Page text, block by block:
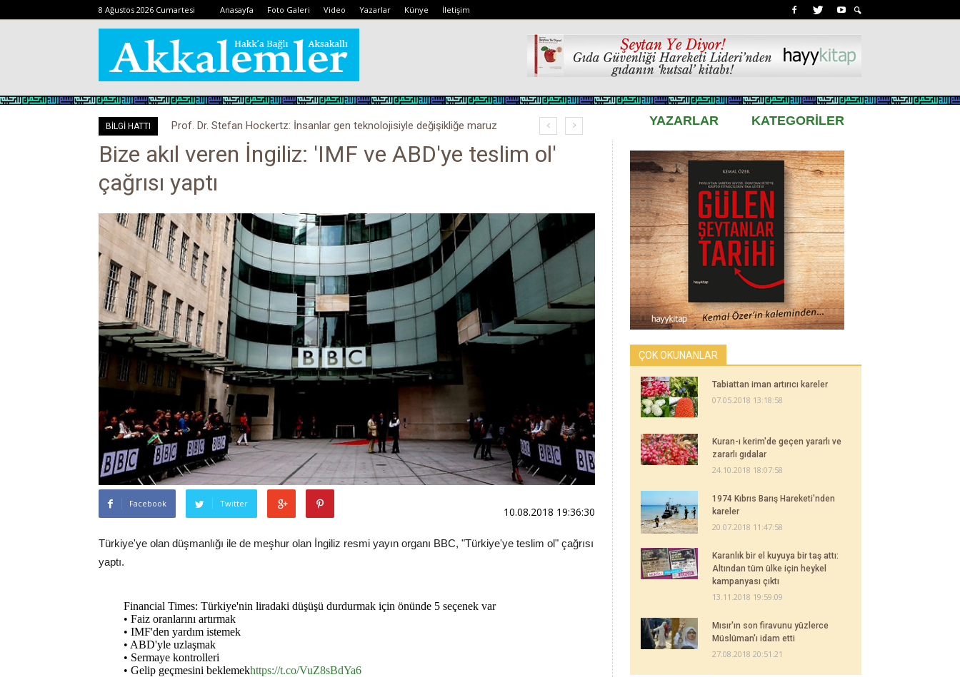
8 Ağustos 2026 Cumartesi Anasayfa Foto Galeri Video Yazarlar Künye İletişim
BİLGİ HATTI
Prof. Dr. Stefan Hockertz: İnsanlar gen teknolojisiyle değişikliğe maruz
kalabilir
Kovid-19 aşısı, devşirme ve kobay! YAZARLAR KATEGORİLER
Bize akıl veren İngiliz: 'IMF ve ABD'ye teslim ol'
çağrısı yaptı
Facebook Twitter
10.08.2018 19:36:30
Türkiye'ye olan düşmanlığı ile de meşhur olan İngiliz resmi yayın organı BBC, "Türkiye'ye teslim ol" çağrısı
yaptı.
Financial Times: Türkiye'nin liradaki düşüşü durdurmak için önünde 5 seçenek var
• Faiz oranlarını artırmak
• IMF'den yardım istemek
• ABD'yle uzlaşmak
• Sermaye kontrolleri
• Gelip geçmesini beklemekhttps://t.co/VuZ8sBdYa6
ÇOK OKUNANLAR
Tabiattan iman artırıcı kareler
07.05.2018 13:18:58
Kuran-ı kerim'de geçen yararlı ve
zararlı gıdalar
24.10.2018 18:07:58
1974 Kıbrıs Barış Hareketi'nden
kareler
20.07.2018 11:47:58
Karanlık bir el kuyuya bir taş attı:
Altından tüm ülke için heykel
kampanyası çıktı
13.11.2018 19:59:09
Mısır'ın son firavunu yüzlerce
Müslüman'ı idam etti
27.08.2018 20:51:21